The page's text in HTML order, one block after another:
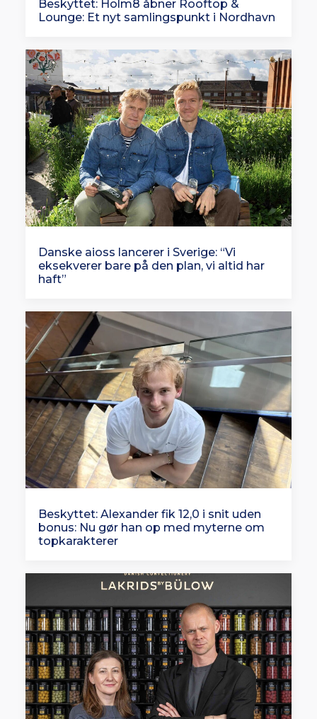
Beskyttet: Holm8 åbner Rooftop &
Lounge: Et nyt samlingspunkt i Nordhavn
Danske aioss lancerer i Sverige: “Vi
eksekverer bare på den plan, vi altid har
haft”
Beskyttet: Alexander fik 12,0 i snit uden
bonus: Nu gør han op med myterne om
topkarakterer